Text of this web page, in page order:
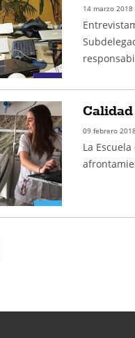
14 marzo 2018
09 febrero 2018
La